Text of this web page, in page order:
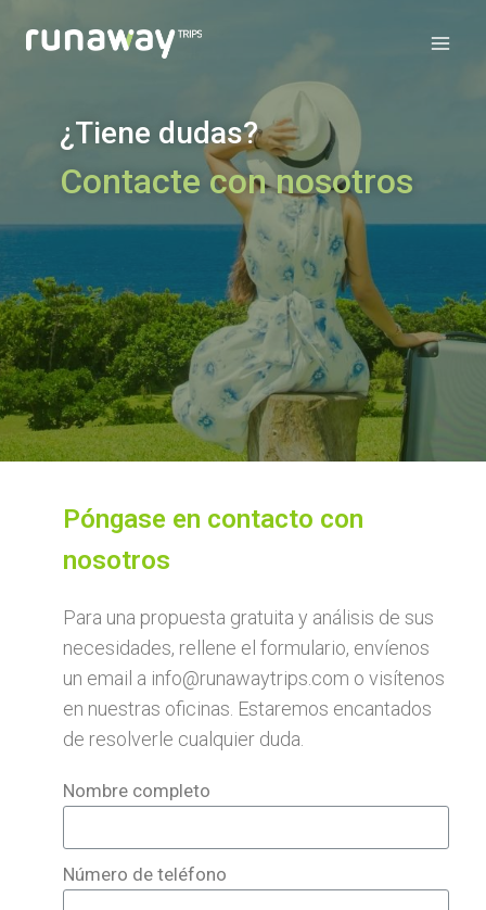
¿Tiene dudas?
Contacte con nosotros
Póngase en contacto con
nosotros
Para una propuesta gratuita y análisis de sus
necesidades, rellene el formulario, envíenos
un email a info@runawaytrips.com o visítenos
en nuestras oficinas. Estaremos encantados
de resolverle cualquier duda.
Nombre completo
Número de teléfono